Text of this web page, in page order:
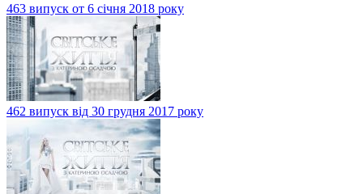
463 випуск от 6 січня 2018 року
462 випуск від 30 грудня 2017 року